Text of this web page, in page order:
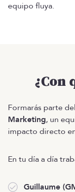
equipo fluya.
¿Con
Formarás parte del
Marketing, un
impacto directo
En tu día a día
Guillaume